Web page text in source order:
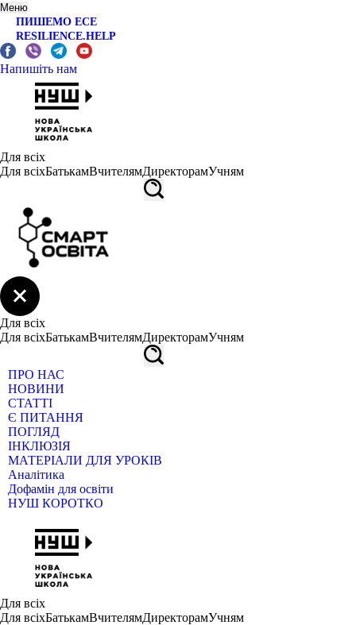
Меню
ПИШЕМО ЕСЕ
RESILIENCE.HELP
Напишіть нам
Для всіх
Для всіхБатькамВчителямДиректорамУчням
Для всіх
Для всіхБатькамВчителямДиректорамУчням
ПРО НАС
НОВИНИ
СТАТТІ
Є ПИТАННЯ
ПОГЛЯД
ІНКЛЮЗІЯ
МАТЕРІАЛИ ДЛЯ УРОКІВ
Аналітика
Дофамін для освіти
НУШ КОРОТКО
Для всіх
Для всіхБатькамВчителямДиректорамУчням